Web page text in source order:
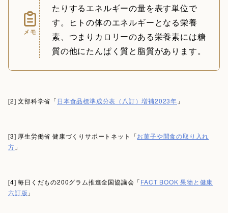
メモ
たりするエネルギーの量を表す単位で
す。ヒトの体のエネルギーとなる栄養
素、つまりカロリーのある栄養素には糖
質の他にたんぱく質と脂質があります。
[2] 文部科学省「 日本食品標準成分表（八訂）増補2023年 」
[3] 厚生労働省 健康づくりサポートネット「お菓子や間食の取り入れ
方 」
[4] 毎日くだもの200グラム推進全国協議会「FACT BOOK 果物と健康
六訂版 」